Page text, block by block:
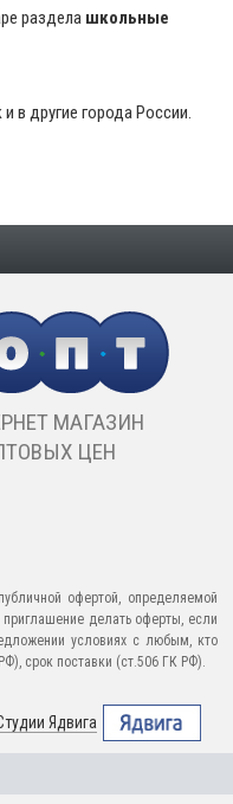
раздела школьные
в другие города России.
МАГАЗИН
ЦЕН
офертой, определяемой
делать оферты, если
условиях с любым, кто
срок поставки (ст.506 ГК РФ).
Ядвига